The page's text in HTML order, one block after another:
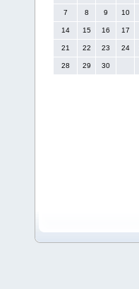
7 8 9 10
14 15 16 17
21 22 23 24
28 29 30